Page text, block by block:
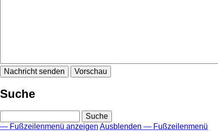
Suche
— Fußzeilenmenü anzeigen Ausblenden — Fußzeilenmenü